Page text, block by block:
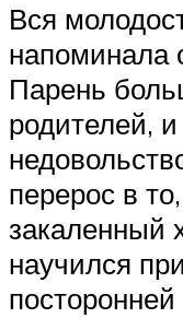
Вся
напоминала
Парень
родителей,
перерос в
закаленный
научился